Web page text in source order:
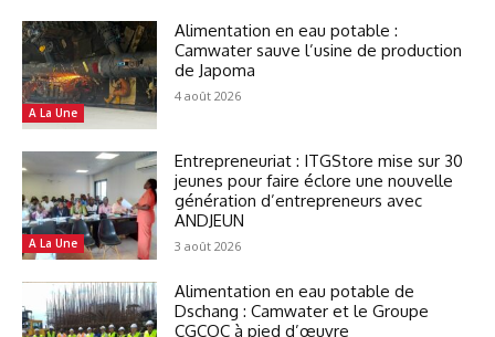
A La Une
Alimentation en eau potable :
Camwater sauve l’usine de production
de Japoma
4 août 2026
A La Une
Entrepreneuriat : ITGStore mise sur 30
jeunes pour faire éclore une nouvelle
génération d’entrepreneurs avec
ANDJEUN
3 août 2026
Alimentation en eau potable de
Dschang : Camwater et le Groupe
CGCOC à pied d’œuvre